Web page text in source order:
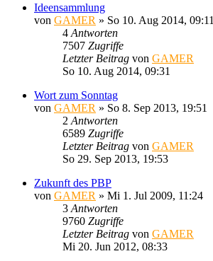
Ideensammlung
von GAMER » So 10. Aug 2014, 09:11
4 Antworten
7507 Zugriffe
Letzter Beitrag von GAMER
So 10. Aug 2014, 09:31
Wort zum Sonntag
von GAMER » So 8. Sep 2013, 19:51
2 Antworten
6589 Zugriffe
Letzter Beitrag von GAMER
So 29. Sep 2013, 19:53
Zukunft des PBP
von GAMER » Mi 1. Jul 2009, 11:24
3 Antworten
9760 Zugriffe
Letzter Beitrag von GAMER
Mi 20. Jun 2012, 08:33